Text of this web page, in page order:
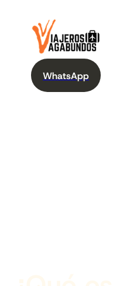
WhatsApp